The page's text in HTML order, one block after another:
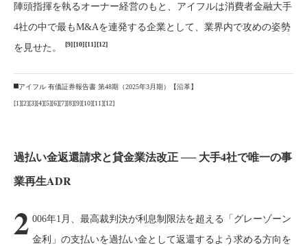
陣頭指揮を執るオーナー経営のもと、アイフルは消費者金融大手
4社の中で最もM&Aを連発する企業として、業界内で攻めの姿勢
を見せた。
[9][10][11][12]
アイフル 有価証券報告書 第48期（2025年3月期）【沿革】
[1][2][3][4][5][6][7][8][9][10][11][12]
過払い金返還請求と貸金業法改正 ── 大手4社で唯一の事
業再生ADR
2 006年1月、最高裁判決が利息制限法を超える「グレーゾーン
金利」の支払いを過払い金として返還するよう求める方向を